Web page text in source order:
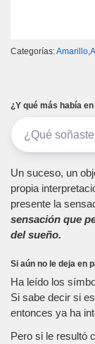
Categorías:Amarillo,
¿Y qué más había
Un suceso, un
propia
presente la
sensación que
del sueño.
Si aún no le deja en
Ha leído los
Si sabe decir si
entonces ya ha
Pero si le resultó